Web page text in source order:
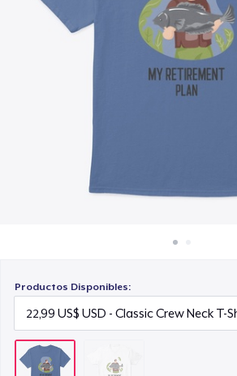
Venda en todas partes
Venda lo que sea
Productos Disponibles: